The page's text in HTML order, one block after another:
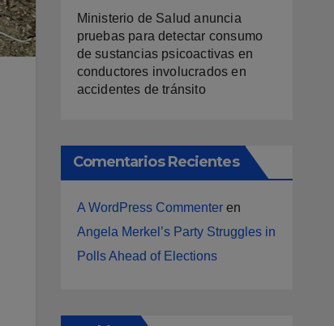
Ministerio de Salud anuncia
pruebas para detectar consumo
de sustancias psicoactivas en
conductores involucrados en
accidentes de tránsito
Comentarios Recientes
A WordPress Commenteren
Angela Merkel’s Party Struggles in
Polls Ahead of Elections